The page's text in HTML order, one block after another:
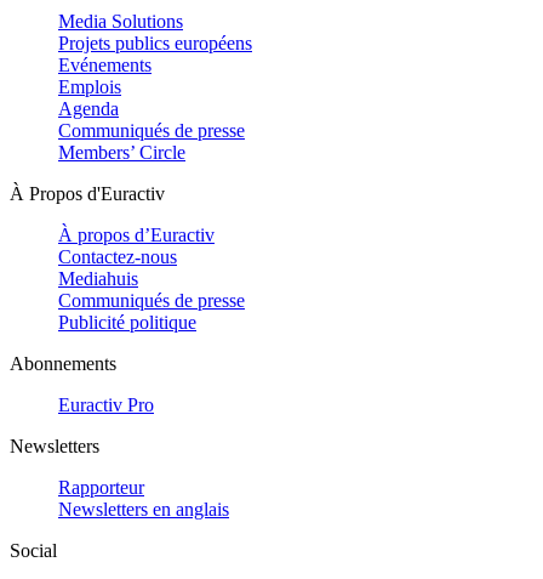
Media Solutions
Projets publics européens
Evénements
Emplois
Agenda
Communiqués de presse
Members’ Circle
À Propos d'Euractiv
À propos d’Euractiv
Contactez-nous
Mediahuis
Communiqués de presse
Publicité politique
Abonnements
Euractiv Pro
Newsletters
Rapporteur
Newsletters en anglais
Social